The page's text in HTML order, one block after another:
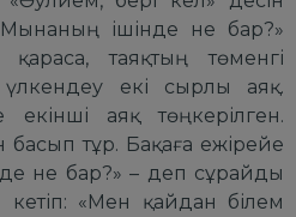
ішінде не бар?»
таяқтың төменгі
екі сырлы аяқ.
екінші аяқ төңкерілген.
басып тұр. Бақаға ежірейе
не бар?» – деп сұрайды
«Мен қайдан білем